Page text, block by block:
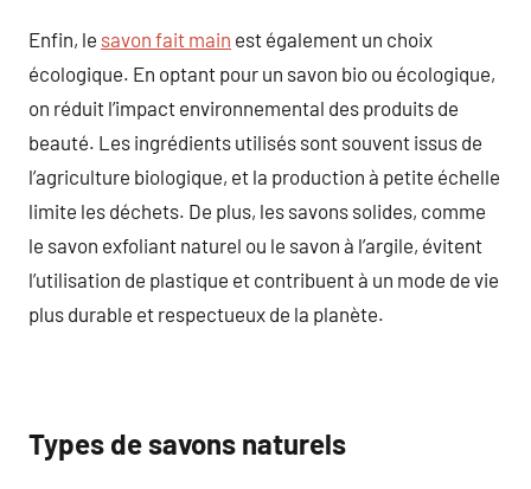
Enfin, le savon fait main est également un choix
écologique. En optant pour un savon bio ou écologique,
on réduit l’impact environnemental des produits de
beauté. Les ingrédients utilisés sont souvent issus de
l’agriculture biologique, et la production à petite échelle
limite les déchets. De plus, les savons solides, comme
le savon exfoliant naturel ou le savon à l’argile, évitent
l’utilisation de plastique et contribuent à un mode de vie
plus durable et respectueux de la planète.
Types de savons naturels